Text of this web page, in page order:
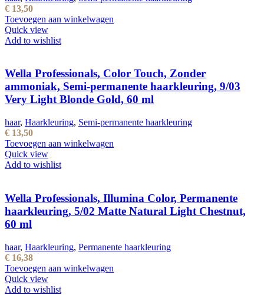
€ 13,50
Toevoegen aan winkelwagen
Quick view
Add to wishlist
Wella Professionals, Color Touch, Zonder
ammoniak, Semi-permanente haarkleuring, 9/03
Very Light Blonde Gold, 60 ml
haar, Haarkleuring, Semi-permanente haarkleuring
€ 13,50
Toevoegen aan winkelwagen
Quick view
Add to wishlist
Wella Professionals, Illumina Color, Permanente
haarkleuring, 5/02 Matte Natural Light Chestnut,
60 ml
haar, Haarkleuring, Permanente haarkleuring
€ 16,38
Toevoegen aan winkelwagen
Quick view
Add to wishlist